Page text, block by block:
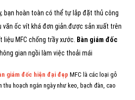
bạn hoàn toàn có thể tự lắp đặt thủ công
văn ốc vít khá đơn giản.được sản xuất trên
MFC chống trầy xước.
Bàn giám đốc
gian ngồi làm việc thoải mái
giám đốc hiện đại đẹp MFC là các loại gỗ
hoạch ngắn ngày như keo, bạch đàn, cao